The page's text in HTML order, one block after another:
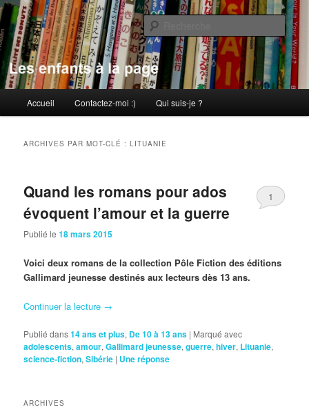
Aller
au
contenu
principal
Aller
au
contenu
secondaireLes enfants à la page
principal
Accueil Contactez-moi :) Qui suis-je ?
ARCHIVES PAR MOT-CLÉ :LITUANIE
Quand les romans pour ados
évoquent l’amour et la guerre
Publié le18 mars 2015
1
Voici deux romans de la collection Pôle Fiction des éditions
Gallimard jeunesse destinés aux lecteurs dès 13 ans.
Continuer la lecture →
Publié dans14 ans et plus, De 10 à 13 ans | Marqué avec
adolescents,amour,Gallimard jeunesse,guerre,hiver, Lituanie,
science-fiction,Sibérie | Uneréponse
ARCHIVES